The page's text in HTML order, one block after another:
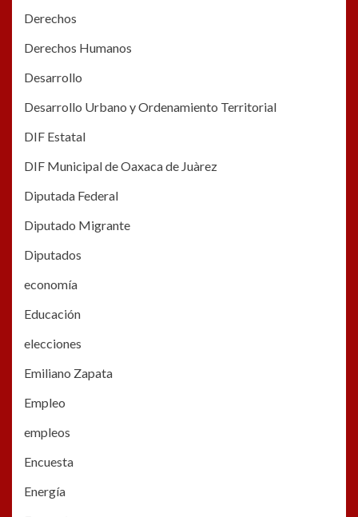
Derechos
Derechos Humanos
Desarrollo
Desarrollo Urbano y Ordenamiento Territorial
DIF Estatal
DIF Municipal de Oaxaca de Juàrez
Diputada Federal
Diputado Migrante
Diputados
economía
Educación
elecciones
Emiliano Zapata
Empleo
empleos
Encuesta
Energía